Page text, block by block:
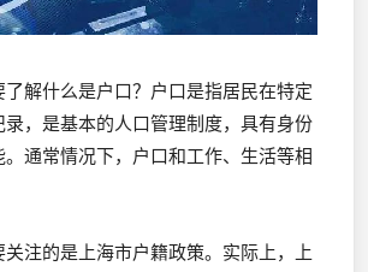
解什么是户口？户口是指居民在特定
录，是基本的人口管理制度，具有身份
通常情况下，户口和工作、生活等相
注的是上海市户籍政策。实际上，上